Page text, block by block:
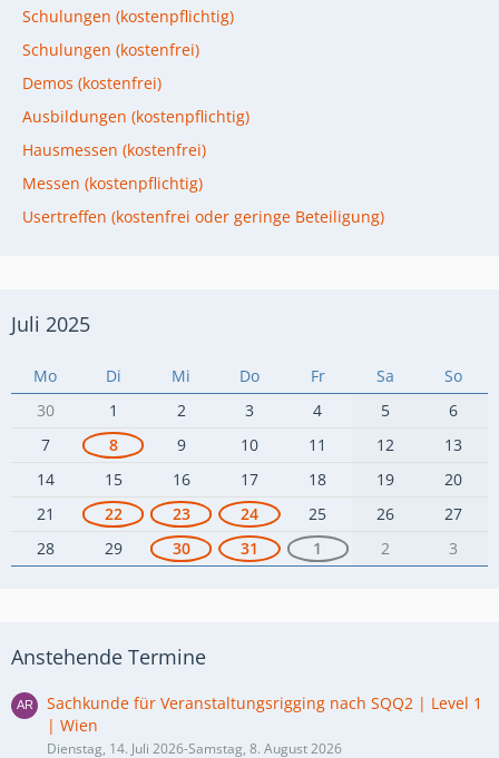
Schulungen (kostenpflichtig)
Schulungen (kostenfrei)
Demos (kostenfrei)
Ausbildungen (kostenpflichtig)
Hausmessen (kostenfrei)
Messen (kostenpflichtig)
Usertreffen (kostenfrei oder geringe Beteiligung)
Juli 2025
Mo Di Mi Do Fr Sa
So
30
1 2 3 4 5
6
7
8 9 10 11 12
13
14
15 16 17 18 19
20
21
22 23 24 25 26
27
28
29 30 31 1 2 3
Anstehende Termine
Sachkunde für Veranstaltungsrigging nach SQQ2 | Level 1
| Wien
Dienstag, 14. Juli 2026-Samstag, 8. August 2026